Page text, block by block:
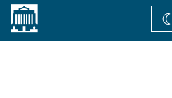
Accueil